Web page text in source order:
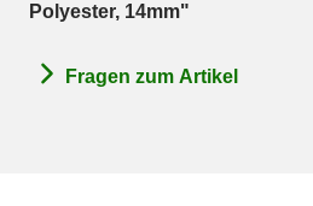
Polyester, 14mm"
Fragen zum Artikel